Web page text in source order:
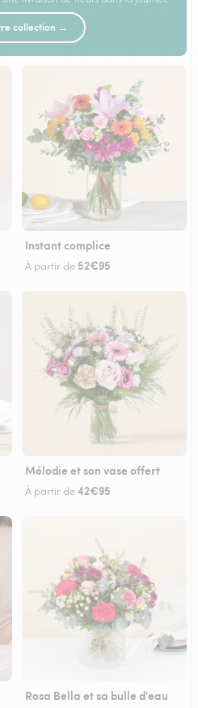
collection →
Instant complice
À partir de 52€95
Mélodie et son vase offert
À partir de42€95
Rosa Bella et sa bulle d'eau